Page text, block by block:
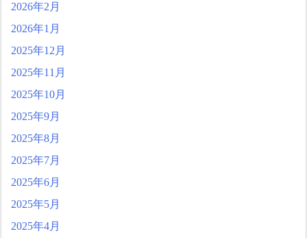
2026年2月
2026年1月
2025年12月
2025年11月
2025年10月
2025年9月
2025年8月
2025年7月
2025年6月
2025年5月
2025年4月